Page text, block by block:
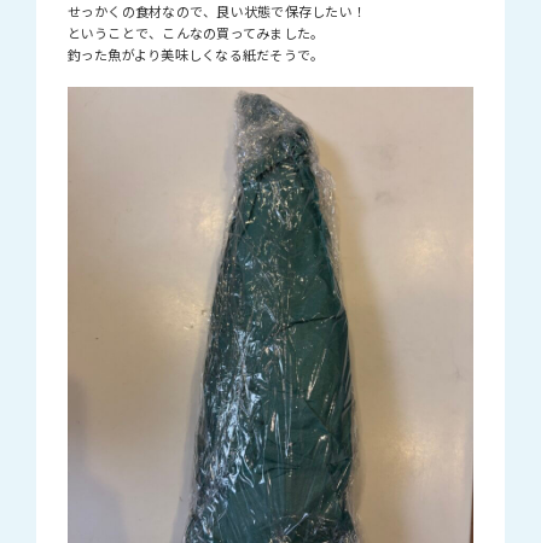
せっかくの食材なので、良い状態で保存したい！
ということで、こんなの買ってみました。
釣った魚がより美味しくなる紙だそうで。